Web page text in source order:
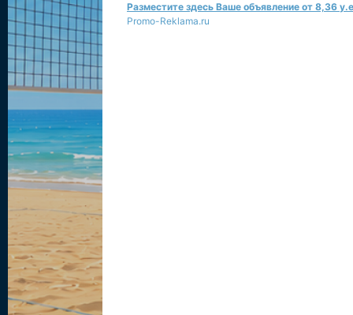
Разместите здесь Ваше объявление от 8,36
Promo-Reklama.ru